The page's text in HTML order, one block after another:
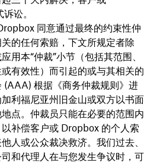
讼。
同意通过最终的约束性仲
的任何索赔，下文所规定者除
用本“仲裁”小节（包括其范围、
有效性）而引起的或与其相关的
(AAA) 根据《商务仲裁规则》进
利福尼亚州旧金山或双方以书面
点。仲裁员只能在必要的范围内
补偿客户或 Dropbox 的个人索
人或公众裁决救济。我们过去、
和代理人在与您发生争议时，可